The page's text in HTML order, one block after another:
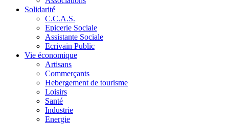
Solidarité
C.C.A.S.
Epicerie Sociale
Assistante Sociale
Ecrivain Public
Vie économique
Artisans
Commerçants
Hebergement de tourisme
Loisirs
Santé
Industrie
Energie